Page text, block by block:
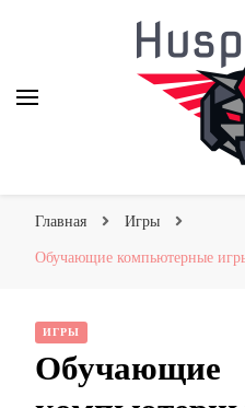
Главная
Игры
Обучающие компьютерные
ИГРЫ
Обучающие